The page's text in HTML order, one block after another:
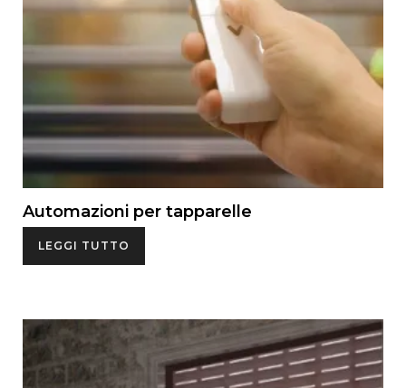
Automazioni per tapparelle
LEGGI TUTTO